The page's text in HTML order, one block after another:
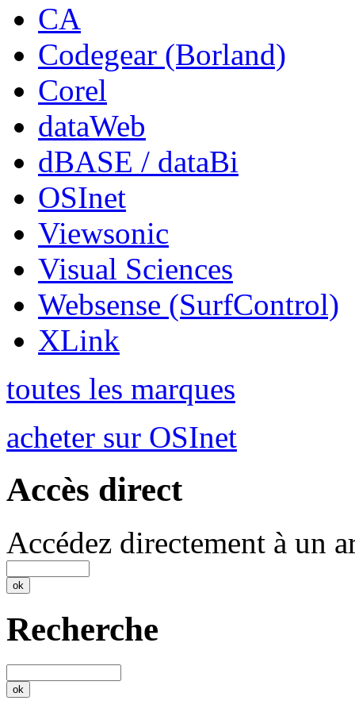
CA
Codegear (Borland)
Corel
dataWeb
dBASE / dataBi
OSInet
Viewsonic
Visual Sciences
Websense (SurfControl)
XLink
toutes les marques
acheter sur OSInet
Accès direct
Accédez directement à un
Recherche